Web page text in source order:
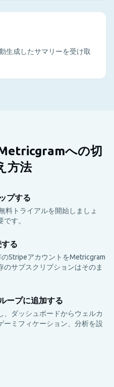
生成したサマリーを受け取
への切
方法
プする
料トライアルを開始しましょ
す。
る
StripeアカウントをMetricgram
のサブスクリプションはそのま
ープに追加する
、ダッシュボードからウェルカ
ーミフィケーション、分析を設